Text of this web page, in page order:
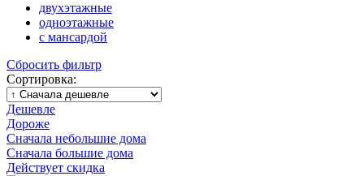
двухэтажные
одноэтажные
с мансардой
Сбросить фильтр
Сортировка:
Дешевле
Дороже
Сначала небольшие дома
Сначала большие дома
Действует скидка